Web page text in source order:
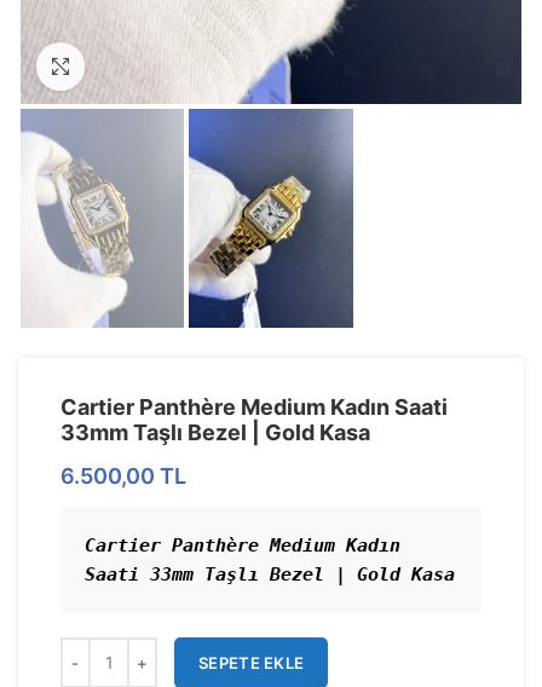
Görseli Büyütün
Cartier Panthère Medium Kadın Saati
33mm Taşlı Bezel | Gold Kasa
6.500,00 TL
Cartier Panthère Medium Kadın
Saati 33mm Taşlı Bezel | Gold Kasa
SEPETE EKLE